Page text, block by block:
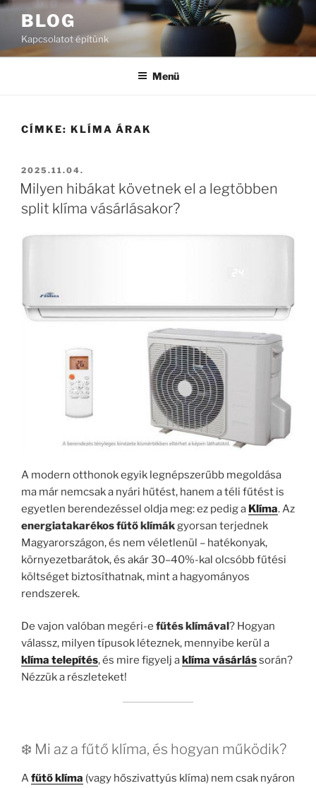
Tartalomhoz
BLOG
Kapcsolatot építünk
Menü
CÍMKE: KLÍMA ÁRAK
BEKÜLDVE:
2025.11.04.
Milyen hibákat követnek el a legtöbben
split klíma vásárlásakor?
A modern otthonok egyik legnépszerűbb megoldása
ma már nemcsak a nyári hűtést, hanem a téli fűtést is
egyetlen berendezéssel oldja meg: ez pedig a Klíma. Az
energiatakarékos fűtő klímákgyorsan terjednek
Magyarországon, és nem véletlenül – hatékonyak,
környezetbarátok, és akár 30–40%-kal olcsóbb fűtési
költséget biztosíthatnak, mint a hagyományos
rendszerek.
De vajon valóban megéri-e fűtés klímával? Hogyan
válassz, milyen típusok léteznek, mennyibe kerül a
klíma telepítés, és mire figyelj aklíma vásárlássorán?
Nézzük a részleteket!
❄️ Mi az a fűtő klíma, és hogyan működik?
Afűtő klíma (vagy hőszivattyús klíma) nem csak nyáron